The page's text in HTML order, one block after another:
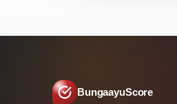
BungaayuScore